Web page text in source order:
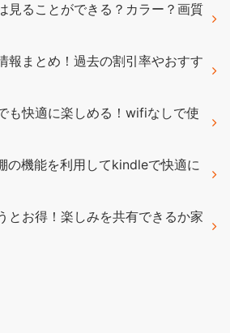
見ることができる？カラー？画質
報まとめ！過去の割引率やおすす
も快適に楽しめる！wifiなしで使
の機能を利用してkindleで快適に
とお得！楽しみを共有できるか家